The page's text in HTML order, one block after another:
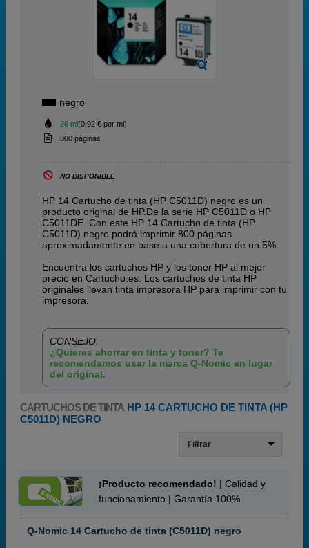
negro
26 ml(0,92 € por ml)
800 páginas
NO DISPONIBLE
HP 14 Cartucho de tinta (HP C5011D) negro es un
producto original de HP.De la serie HP C5011D o HP
C5011DE. Con este HP 14 Cartucho de tinta (HP
C5011D) negro podrá imprimir 800 páginas
aproximadamente en base a una cobertura de un 5%.
Encuentra los cartuchos HP y los toner HP al mejor
precio en Cartucho.es. Los cartuchos de tinta HP
originales llevan tinta impresora HP para imprimir con tu
impresora.
CONSEJO:
¿Quieres ahorrar en tinta y toner? Te
recomendamos usar la marca Q-Nomic en lugar
del original.
CARTUCHOS DE TINTA HP 14 CARTUCHO DE TINTA (HP
C5011D) NEGRO
Filtrar
¡Producto recomendado! | Calidad y
funcionamiento | Garantía 100%
Q-Nomic 14 Cartucho de tinta (C5011D) negro